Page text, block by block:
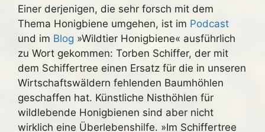
Einer derjenigen, die sehr forsch mit dem
Thema Honigbiene umgehen, ist im Podcast
und im Blog »Wildtier Honigbiene« ausführlich
zu Wort gekommen: Torben Schiffer, der mit
dem Schiffertree einen Ersatz für die in unseren
Wirtschaftswäldern fehlenden Baumhöhlen
geschaffen hat. Künstliche Nisthöhlen für
wildlebende Honigbienen sind aber nicht
wirklich eine Überlebenshilfe. »Im Schiffertree